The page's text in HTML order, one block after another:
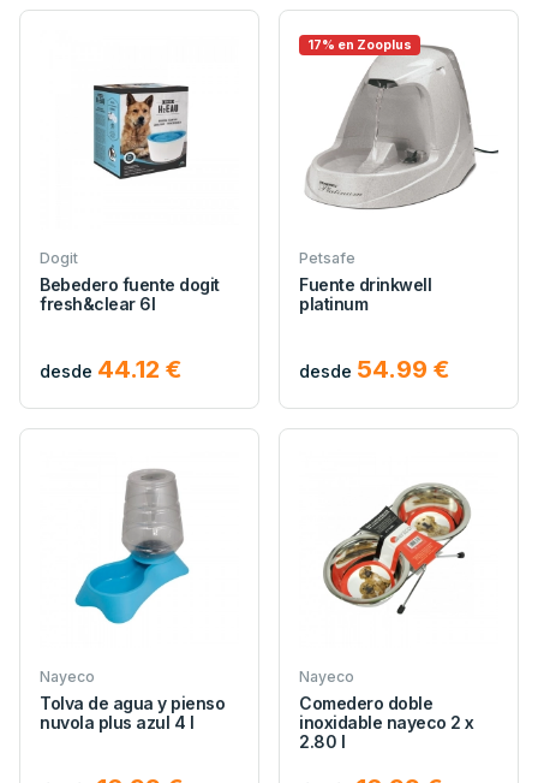
Dogit
Bebedero fuente dogit
fresh&clear 6l
desde 44.12 €
17% en Zooplus
Petsafe
Fuente drinkwell
platinum
desde 54.99 €
Nayeco
Tolva de agua y pienso
nuvola plus azul 4 l
Nayeco
Comedero doble
inoxidable nayeco 2 x
2.80 l